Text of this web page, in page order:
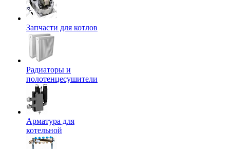
Запчасти для котлов
Радиаторы и
полотенцесушители
Арматура для
котельной